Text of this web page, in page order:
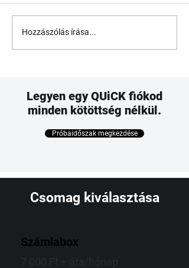
Hozzászólás írása...
Legyen egy QUiCK fiókod
minden kötöttség nélkül.
Próbaidőszak megkezdése
Csomag kiválasztása
Számlabox